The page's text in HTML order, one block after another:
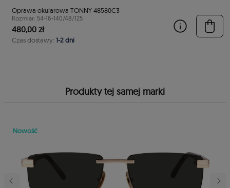
Oprawa okularowa TONNY 48580C3
Rozmiar: 54-16-140/48/125
480,00 zł
Czas dostawy: 1-2 dni
Produkty tej samej marki
Nowość